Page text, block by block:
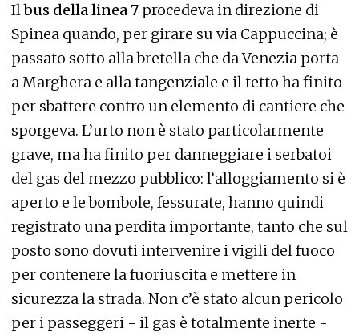
Ilbus della linea 7 procedeva in direzione di
Spinea quando, per girare su via Cappuccina; è
passato sotto alla bretella che da Venezia porta
a Marghera e alla tangenziale e il tetto ha finito
per sbattere contro un elemento di cantiere che
sporgeva. L’urto non è stato particolarmente
grave, ma ha finito per danneggiare i serbatoi
del gas del mezzo pubblico: l’alloggiamento si è
aperto e le bombole, fessurate, hanno quindi
registrato una perdita importante, tanto che sul
posto sono dovuti intervenire i vigili del fuoco
per contenere la fuoriuscita e mettere in
sicurezza la strada. Non c’è stato alcun pericolo
per i passeggeri - il gas è totalmente inerte -